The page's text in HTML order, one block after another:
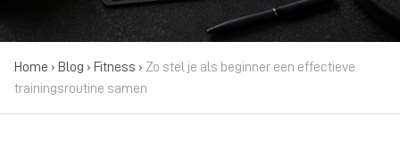
Home › Blog › Fitness › Zo stel je als beginner een effectieve
trainingsroutine samen